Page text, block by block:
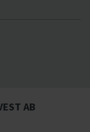
AB